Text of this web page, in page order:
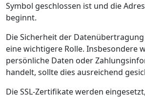
Symbol geschlossen ist und die
beginnt.
Die Sicherheit der
eine wichtigere Rolle. Insbesondere
persönliche Daten oder
handelt, sollte dies ausreichend
Die SSL-Zertifikate werden